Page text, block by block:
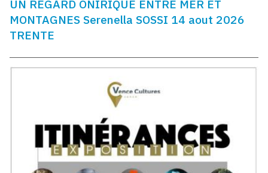
UN REGARD ONIRIQUE ENTRE MER ET
MONTAGNES Serenella SOSSI 14 aout 2026
TRENTE